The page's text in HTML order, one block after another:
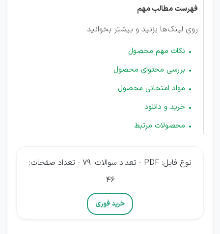
فهرست مطالب مهم
روی لینک‌ها بزنید و بیشتر بخوانید
نکات مهم محصول
بررسی محتوای محصول
مواد امتحانی محصول
خرید و دانلود
محصولات مرتبط
نوع فایل: PDF - تعداد سوالات: 79 - تعداد صفحات:
46
خرید فوری